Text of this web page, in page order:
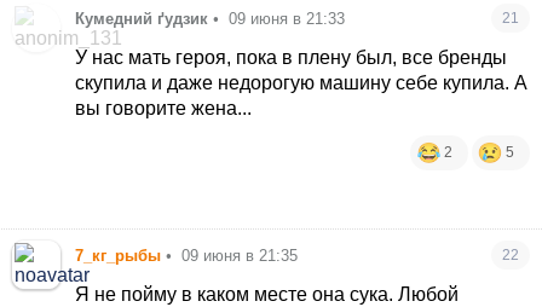
Кумедний ґудзик • 09 июня в 21:33 21
У нас мать героя, пока в плену был, все бренды
скупила и даже недорогую машину себе купила. А
вы говорите жена...
2 5
7_кг_рыбы • 09 июня в 21:35 22
Я не пойму в каком месте она сука. Любой